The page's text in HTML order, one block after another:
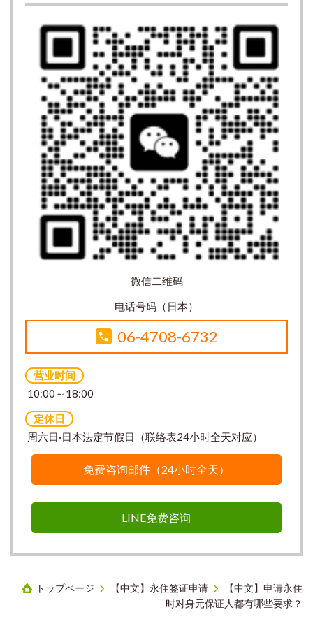
微信二维码
电话号码（日本）
06-4708-6732
营业时间
10:00～18:00
定休日
周六日·日本法定节假日（联络表24小时全天对应）
免费咨询邮件（24小时全天）
LINE免费咨询
トップページ 【中文】永住签证申请
【中文】申请永住
时对身元保证人都有哪些要求？